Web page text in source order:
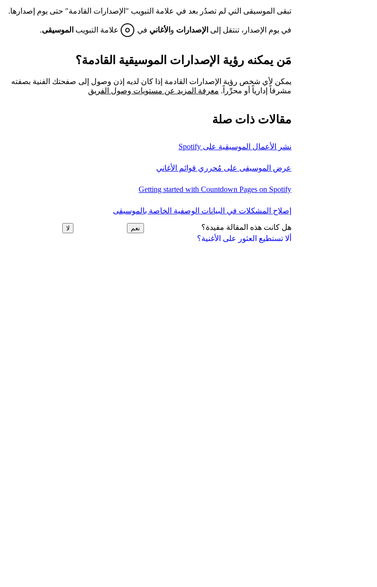
ألا تستطيع العثور على الأغنية؟
تبقى الموسيقى التي لم تصدُر بعد في علامة التبويب "الإصدارات القادمة" حتى يوم إصدارها.
في يوم الإصدار، تنتقل إلى الإصدارات و الأغاني في علامة التبويب الموسيقى.
مَن يمكنه رؤية الإصدارات الموسيقية القادمة؟
يمكن لأي شخص رؤية الإصدارات القادمة إذا كان لديه إذن وصول إلى صفحتك الفنية بصفته
مشرفاً إدارياً أو محرِّراً. معرفة المزيد عن مستويات وصول الفريق
مقالات ذات صلة
نشر الأعمال الموسيقية على Spotify
عرض الموسيقى على مُحرري قوائم الأغاني
Getting started with Countdown Pages on Spotify
إصلاح المشكلات في البيانات الوصفية الخاصة بالموسيقى
هل كانت هذه المقالة مفيدة؟ نعم لا